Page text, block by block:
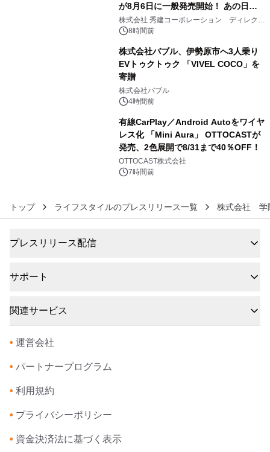
が8月6日に一般発売開始！ あの日の
大興奮が今甦る
株式会社 秀建コーポレーション ディレクト
アートギャラリー
8時間前
株式会社バブル、伊勢原市へ3人乗り
EVトゥクトゥク 「VIVEL COCO」を
寄贈
株式会社バブル
4時間前
有線CarPlay／Android Autoをワイヤ
レス化 「Mini Aura」 OTTOCASTが
発売、2色展開で8/31まで40％OFF！
OTTOCAST株式会社
7時間前
トップ ライフスタイルのプレスリリース一覧 株式会社 学
プレスリリース配信
サポート
関連サービス
• 運営会社
• パートナープログラム
• 利用規約
• プライバシーポリシー
• 資金決済法に基づく表示